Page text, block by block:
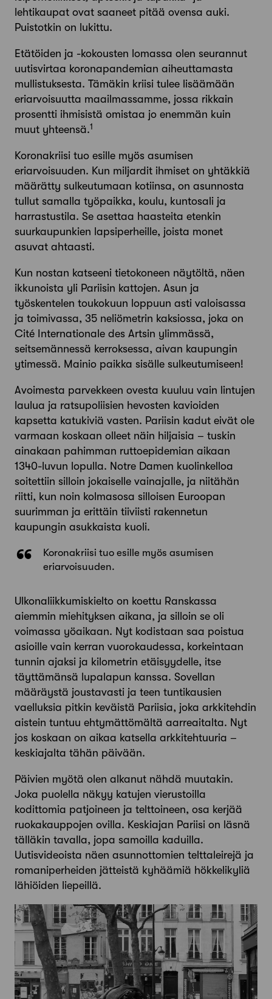
lehtikaupat ovat saaneet pitää ovensa auki.
Puistotkin on lukittu.
Etätöiden ja -kokousten lomassa olen seurannut
uutisvirtaa koronapandemian aiheuttamasta
mullistuksesta. Tämäkin kriisi tulee lisäämään
eriarvoisuutta maailmassamme, jossa rikkain
prosentti ihmisistä omistaa jo enemmän kuin
muut yhteensä.1
Koronakriisi tuo esille myös asumisen
eriarvoisuuden. Kun miljardit ihmiset on yhtäkkiä
määrätty sulkeutumaan kotiinsa, on asunnosta
tullut samalla työpaikka, koulu, kuntosali ja
harrastustila. Se asettaa haasteita etenkin
suurkaupunkien lapsiperheille, joista monet
asuvat ahtaasti.
Kun nostan katseeni tietokoneen näytöltä, näen
ikkunoista yli Pariisin kattojen. Asun ja
työskentelen toukokuun loppuun asti valoisassa
ja toimivassa, 35 neliömetrin kaksiossa, joka on
Cité Internationale des Artsin ylimmässä,
seitsemännessä kerroksessa, aivan kaupungin
ytimessä. Mainio paikka sisälle sulkeutumiseen!
Avoimesta parvekkeen ovesta kuuluu vain lintujen
laulua ja ratsupoliisien hevosten kavioiden
kapsetta katukiviä vasten. Pariisin kadut eivät ole
varmaan koskaan olleet näin hiljaisia – tuskin
ainakaan pahimman ruttoepidemian aikaan
1340-luvun lopulla. Notre Damen kuolinkelloa
soitettiin silloin jokaiselle vainajalle, ja niitähän
riitti, kun noin kolmasosa silloisen Euroopan
suurimman ja erittäin tiiviisti rakennetun
kaupungin asukkaista kuoli.
Koronakriisi tuo esille myös asumisen
eriarvoisuuden.
Ulkonaliikkumiskielto on koettu Ranskassa
aiemmin miehityksen aikana, ja silloin se oli
voimassa yöaikaan. Nyt kodistaan saa poistua
asioille vain kerran vuorokaudessa, korkeintaan
tunnin ajaksi ja kilometrin etäisyydelle, itse
täyttämänsä lupalapun kanssa. Sovellan
määräystä joustavasti ja teen tuntikausien
vaelluksia pitkin keväistä Pariisia, joka arkkitehdin
aistein tuntuu ehtymättömältä aarreaitalta. Nyt
jos koskaan on aikaa katsella arkkitehtuuria –
keskiajalta tähän päivään.
Päivien myötä olen alkanut nähdä muutakin.
Joka puolella näkyy katujen vierustoilla
kodittomia patjoineen ja telttoineen, osa kerjää
ruokakauppojen ovilla. Keskiajan Pariisi on läsnä
tälläkin tavalla, jopa samoilla kaduilla.
Uutisvideoista näen asunnottomien telttaleirejä ja
romaniperheiden jätteistä kyhäämiä hökkelikyliä
lähiöiden liepeillä.